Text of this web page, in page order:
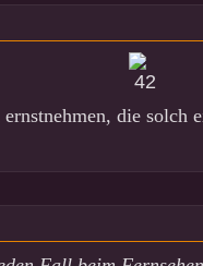
die solch